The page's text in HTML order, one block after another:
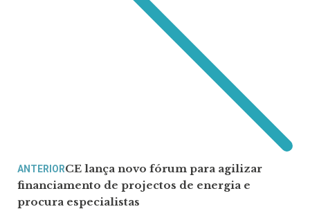
ANTERIORCE lança novo fórum para agilizar
financiamento de projectos de energia e
procura especialistas